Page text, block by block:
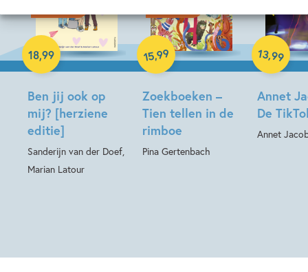
Ben jij ook op
mij? [herziene
editie]
Sanderijn van der Doef,
Marian Latour
18,99
Hardcover
Zoekboeken –
Tien tellen in de
rimboe
Pina Gertenbach
15,99
Hardcover
Annet
De
Annet
13,99
Hardcover